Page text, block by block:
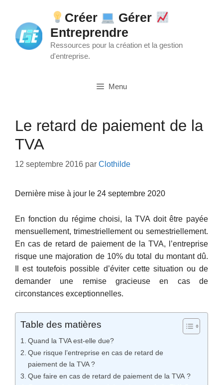
contenu
Créer
Gérer
Entreprendre
Ressources pour la création et la gestion
d'entreprise.
Menu
Le retard de paiement de la
TVA
12 septembre 2016 par Clothilde
Dernière mise à jour le 24 septembre 2020
En fonction du régime choisi, la TVA doit être payée
mensuellement, trimestriellement ou semestriellement.
En cas de retard de paiement de la TVA, l’entreprise
risque une majoration de 10% du total du montant dû.
Il est toutefois possible d’éviter cette situation ou de
demander une remise gracieuse en cas de
circonstances exceptionnelles.
Table des matières
Quand la TVA est-elle due?
Que risque l’entreprise en cas de retard de
paiement de la TVA ?
Que faire en cas de retard de paiement de la TVA ?